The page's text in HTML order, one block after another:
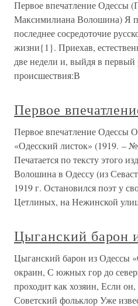
Первое впечатление Одессы
Максимилиана Волошина) Я
последнее сосредоточие
жизни{1}. Приехав,
две недели и, выйдя в первый
происшествия:В
Первое
Первое впечатление Одессы
«Одесский листок» (1919. –
Печатается по тексту этого
Волошина в Одессу (из
1919 г. Остановился поэт у
Цетлиных, на Нежинской
Цыганский барон
Цыганский барон из Одессы
окраин, С южных гор до
проходит как хозяин, Если
Советский фольклор Уже